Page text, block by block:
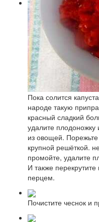
Пока солится
народе такую
красный сладкий
удалите плодоножку
из овощей.
крупной решёткой.
промойте, удалите
И также
перцем.
Почистите чеснок и